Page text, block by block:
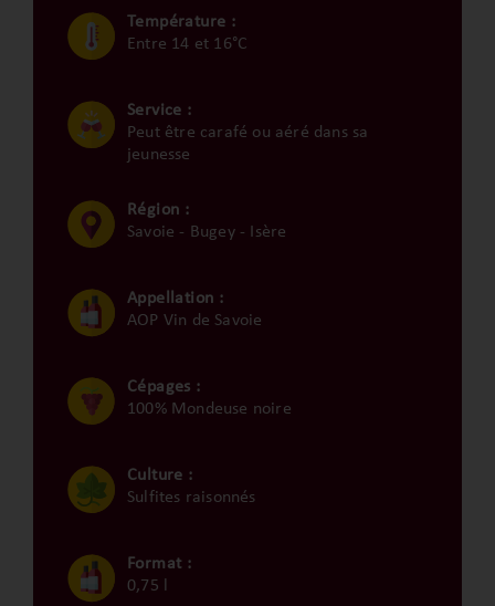
Température :
Entre 14 et 16°C
Service :
Peut être carafé ou aéré dans sa
jeunesse
Région :
Savoie - Bugey - Isère
Appellation :
AOP Vin de Savoie
Cépages :
100% Mondeuse noire
Culture :
Sulfites raisonnés
Format :
0,75 l